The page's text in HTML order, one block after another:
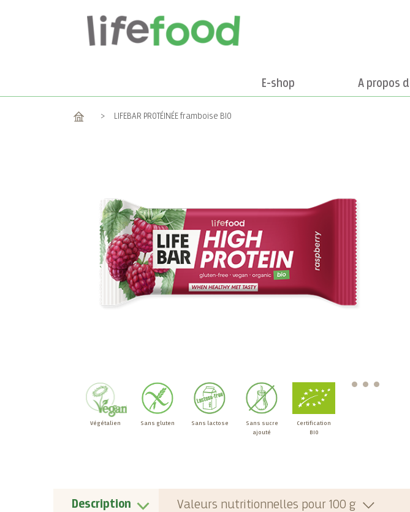
E-shop A propos
Accueil > LIFEBAR PROTÉINÉE framboise BIO
Végétalien Sans gluten Sans lactose
Sans sucre
ajouté
Certification
BIO
Description Valeurs nutritionnelles pour 100 g